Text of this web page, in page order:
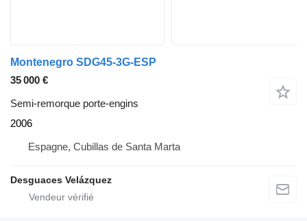
Montenegro SDG45-3G-ESP
35 000 €
Semi-remorque porte-engins
2006
Espagne, Cubillas de Santa Marta
Desguaces Velázquez